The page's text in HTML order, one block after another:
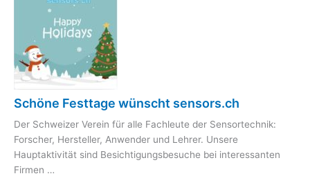
Schöne Festtage wünscht sensors.ch
Der Schweizer Verein für alle Fachleute der Sensortechnik:
Forscher, Hersteller, Anwender und Lehrer. Unsere
Hauptaktivität sind Besichtigungsbesuche bei interessanten
Firmen …